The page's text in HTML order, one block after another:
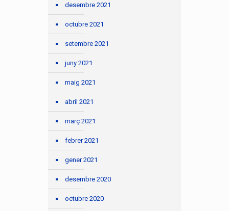
desembre 2021
octubre 2021
setembre 2021
juny 2021
maig 2021
abril 2021
març 2021
febrer 2021
gener 2021
desembre 2020
octubre 2020